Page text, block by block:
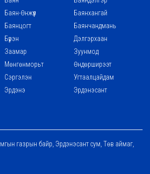
Баян-Өнжүүл
Баянхангай
Баянцогт
Баянчандмань
Бүрэн
Дэлгэрхаан
Заамар
Зуунмод
Мөнгөнморьт
Өндөрширээт
Сэргэлэн
Угтаалцайдам
Эрдэнэ Эрдэнэсант
газрын байр, Эрдэнэсант сум, Төв аймаг,